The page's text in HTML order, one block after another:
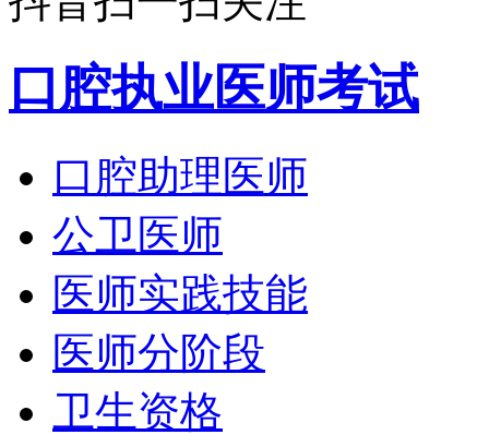
口腔执业医师考试
口腔助理医师
公卫医师
医师实践技能
医师分阶段
卫生资格